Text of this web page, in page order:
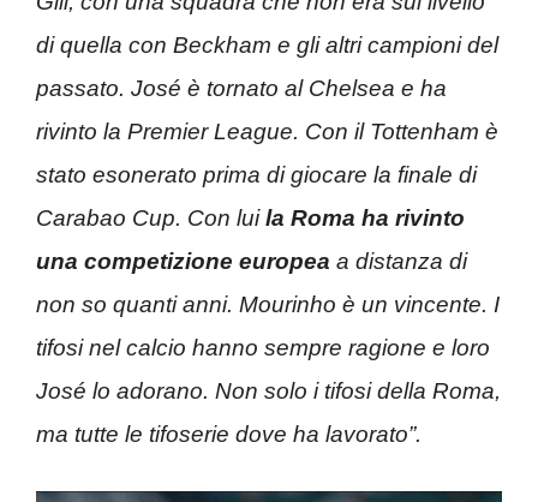
di quella con Beckham e gli altri campioni del
passato. José è tornato al Chelsea e ha
rivinto la Premier League. Con il Tottenham è
stato esonerato prima di giocare la finale di
Carabao Cup. Con luila Roma ha rivinto
una competizione europea a distanza di
non so quanti anni. Mourinho è un vincente. I
tifosi nel calcio hanno sempre ragione e loro
José lo adorano. Non solo i tifosi della Roma,
ma tutte le tifoserie dove ha lavorato”.